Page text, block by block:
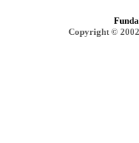
Copyright ©